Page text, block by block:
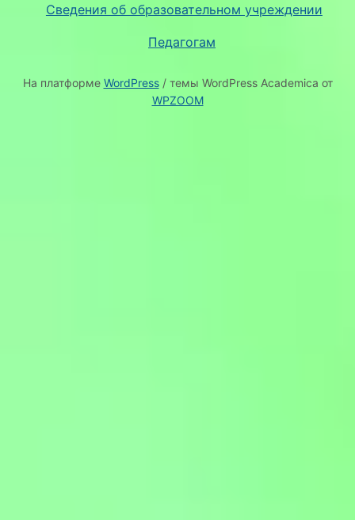
Сведения об образовательном учреждении
Педагогам
На платформе WordPress/ темы WordPress Academica от
WPZOOM